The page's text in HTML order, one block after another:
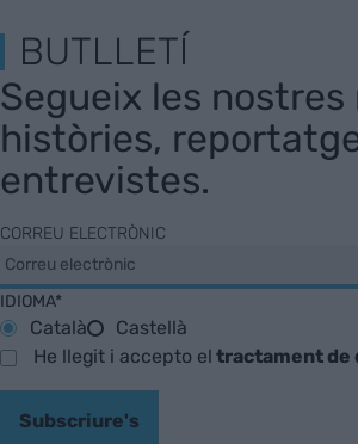
BUTLLETÍ
Segueix les nostres
històries,
entrevistes.
CORREU ELECTRÒNIC
IDIOMA*
Català
Castellà
He llegit i accepto eltractament de
Subscriure's